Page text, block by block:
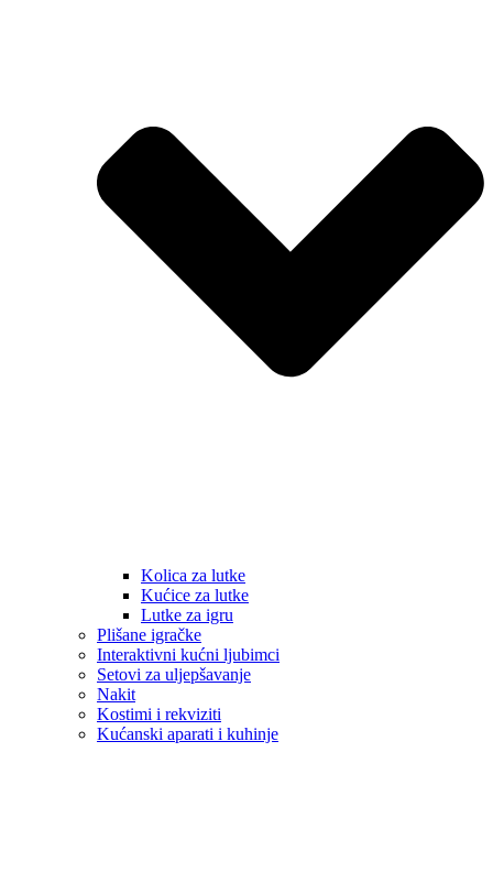
Kolica za lutke
Kućice za lutke
Lutke za igru
Plišane igračke
Interaktivni kućni ljubimci
Setovi za uljepšavanje
Nakit
Kostimi i rekviziti
Kućanski aparati i kuhinje